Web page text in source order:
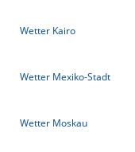
Wetter Kairo
Wetter Mexiko-Stadt
Wetter Moskau